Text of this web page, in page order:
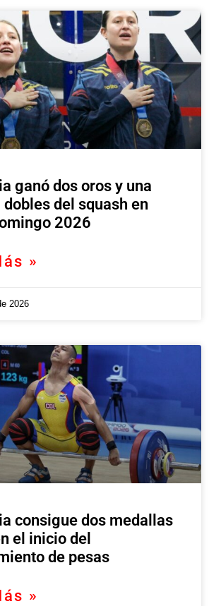
ganó dos oros y una
dobles del squash en
2026
»
2026
consigue dos medallas
el inicio del
de pesas
»